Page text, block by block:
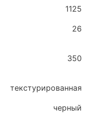
1125
26
350
текстурированная
черный